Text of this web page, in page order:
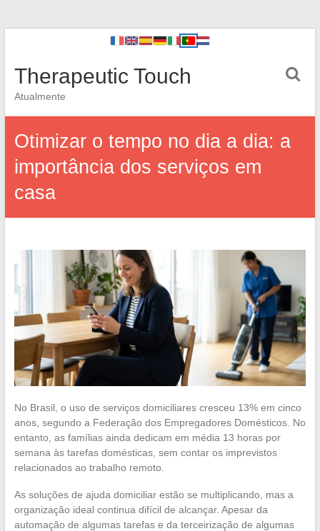
Therapeutic Touch
Atualmente
Otimizar o tempo no dia a dia: a
importância dos serviços em
casa
No Brasil, o uso de serviços domiciliares cresceu 13% em cinco
anos, segundo a Federação dos Empregadores Domésticos. No
entanto, as famílias ainda dedicam em média 13 horas por
semana às tarefas domésticas, sem contar os imprevistos
relacionados ao trabalho remoto.
As soluções de ajuda domiciliar estão se multiplicando, mas a
organização ideal continua difícil de alcançar. Apesar da
automação de algumas tarefas e da terceirização de algumas